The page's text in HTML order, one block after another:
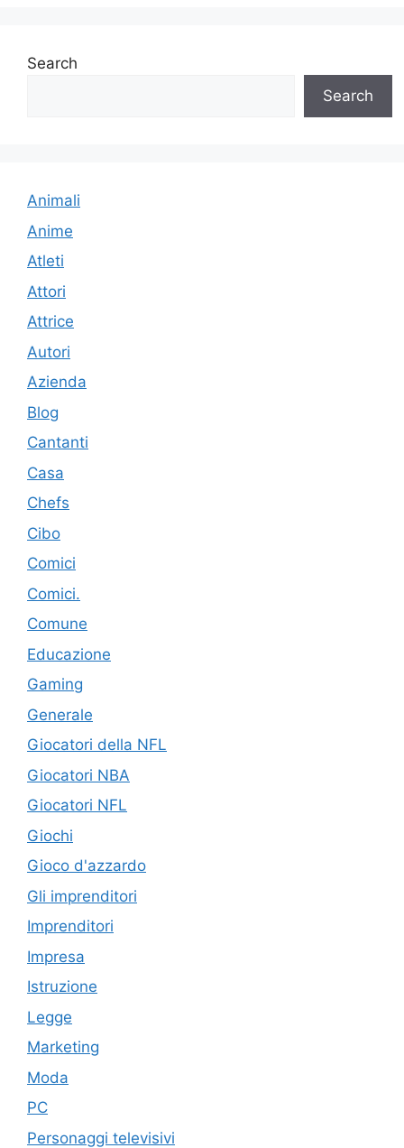
Search
Search
Animali
Anime
Atleti
Attori
Attrice
Autori
Azienda
Blog
Cantanti
Casa
Chefs
Cibo
Comici
Comici.
Comune
Educazione
Gaming
Generale
Giocatori della NFL
Giocatori NBA
Giocatori NFL
Giochi
Gioco d'azzardo
Gli imprenditori
Imprenditori
Impresa
Istruzione
Legge
Marketing
Moda
PC
Personaggi televisivi